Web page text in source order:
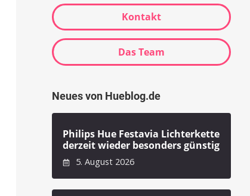
Kontakt
Das Team
Neues von Hueblog.de
Philips Hue Festavia Lichterkette
derzeit wieder besonders günstig
5. August 2026